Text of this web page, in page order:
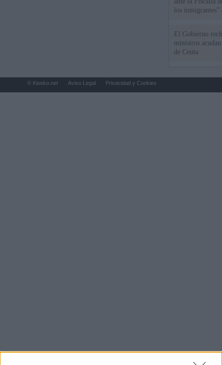
los inmigrantes”
El Gobierno
ministros
de Ceuta
© Kiosko.net Aviso Legal Privacidad y Cookies